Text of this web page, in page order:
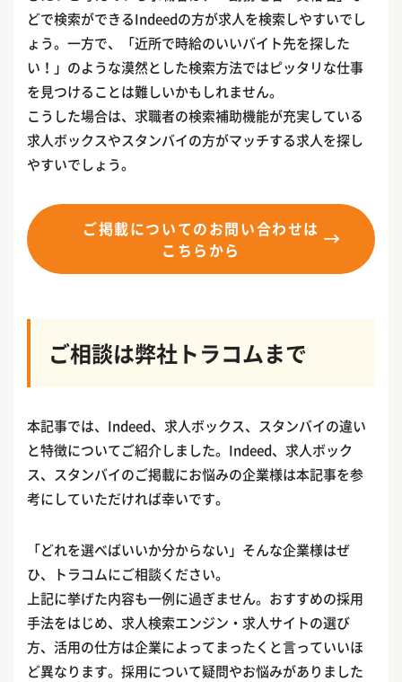
どで検索ができるIndeedの方が求人を検索しやすいでし
ょう。一方で、「近所で時給のいいバイト先を探した
い！」のような漠然とした検索方法ではピッタリな仕事
を見つけることは難しいかもしれません。
こうした場合は、求職者の検索補助機能が充実している
求人ボックスやスタンバイの方がマッチする求人を探し
やすいでしょう。
ご掲載についてのお問い合わせは
こちらから
ご相談は弊社トラコムまで
本記事では、Indeed、求人ボックス、スタンバイの違い
と特徴についてご紹介しました。Indeed、求人ボック
ス、スタンバイのご掲載にお悩みの企業様は本記事を参
考にしていただければ幸いです。
「どれを選べばいいか分からない」そんな企業様はぜ
ひ、トラコムにご相談ください。
上記に挙げた内容も一例に過ぎません。おすすめの採用
手法をはじめ、求人検索エンジン・求人サイトの選び
方、活用の仕方は企業によってまったくと言っていいほ
ど異なります。採用について疑問やお悩みがありました